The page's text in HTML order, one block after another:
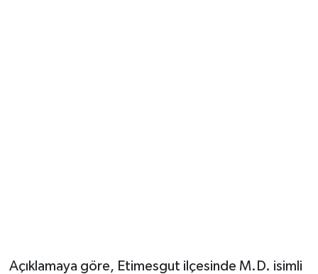
Açıklamaya göre, Etimesgut ilçesinde M.D. isimli